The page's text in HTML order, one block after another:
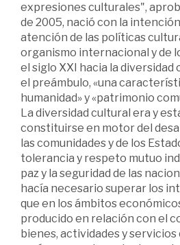
expresiones culturales",
de 2005, nació con la
atención de las políticas
organismo internacional y de
el siglo XXI hacia la diversidad
el preámbulo, «una
humanidad» y «patrimonio
La diversidad cultural era y
constituirse en motor del
las comunidades y de los
tolerancia y respeto mutuo
paz y la seguridad de las
hacía necesario superar los
que en los ámbitos
producido en relación con el
bienes, actividades y